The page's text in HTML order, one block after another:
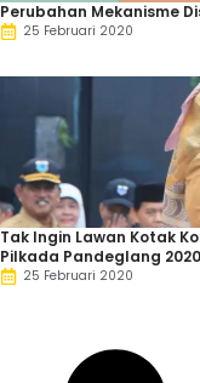
Perubahan Mekanisme
25 Februari 2020
Tak Ingin Lawan Kotak
Pilkada Pandeglang 2020
25 Februari 2020